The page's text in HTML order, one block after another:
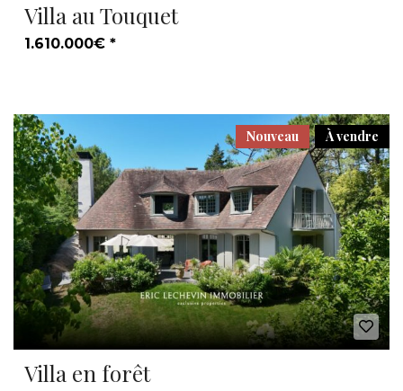
Villa au Touquet
1.610.000€ *
À vendre
Nouveau
Villa en forêt